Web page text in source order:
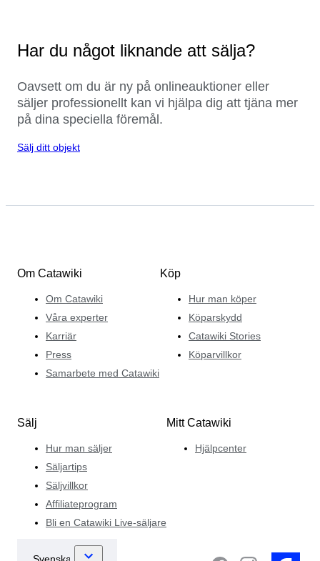
Har du något liknande att sälja?
Oavsett om du är ny på onlineauktioner eller
säljer professionellt kan vi hjälpa dig att tjäna mer
på dina speciella föremål.
Sälj ditt objekt
Om Catawiki
Om Catawiki
Våra experter
Karriär
Press
Samarbete med Catawiki
Köp
Hur man köper
Köparskydd
Catawiki Stories
Köparvillkor
Sälj
Hur man säljer
Säljartips
Säljvillkor
Affiliateprogram
Bli en Catawiki Live-säljare
Mitt Catawiki
Hjälpcenter